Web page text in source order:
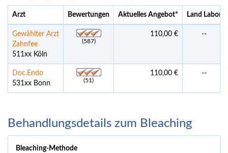
Arzt Bewertungen Aktuelles Angebot* Land Labor
Gewählter Arzt
Zahnfee
511xx Köln
(587)
110,00 € --
Doc.Endo
531xx Bonn
(51)
110,00 € --
Behandlungsdetails zum Bleaching
Bleaching-Methode